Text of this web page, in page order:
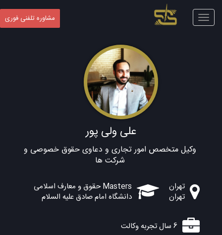
Toggle
navigation
مشاوره تلفنی فوری
علی ولی پور
وکیل متخصص امور تجاری و دعاوی حقوق خصوصی و
شرکت ها
تهران
تهران
Masters حقوق و معارف اسلامی
دانشگاه امام صادق علیه السلام
6 سال تجربه وکالت